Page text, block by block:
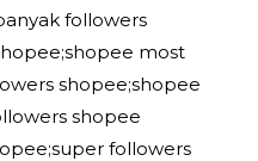
followers
most
shopee;shopee
shopee
followers